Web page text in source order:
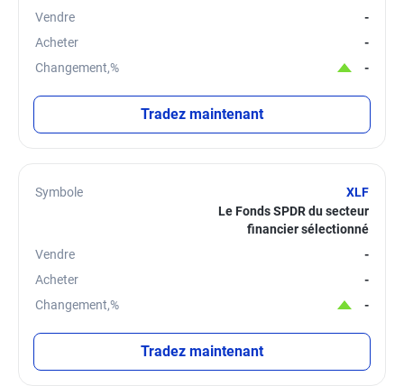
Vendre
-
Acheter
-
Changement,%
-
Tradez maintenant
Symbole
XLF
Le Fonds SPDR du secteur
financier sélectionné
Vendre
-
Acheter
-
Changement,%
-
Tradez maintenant